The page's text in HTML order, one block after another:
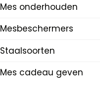
Mes onderhouden
Mesbeschermers
Staalsoorten
Mes cadeau geven